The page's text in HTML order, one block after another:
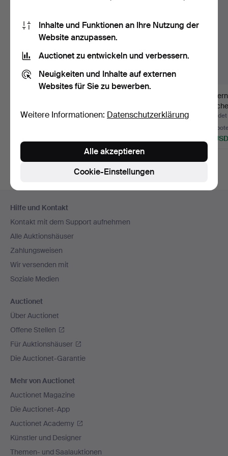
Lautspr…
Beendet 23. Jul 2026
Beendet 6. Jul 2026
Me…
5
93 USD
Navigation
Hilfe und Kontakt
Kontakt mit dem Support aufnehmen
Alle Auktionshäuser
Zahlungsweisen
Wir versenden mit
Soziale Medien
Auctionet
Über Auctionet
Offene Stellen
Für Auktionshäuser
Die Auctionet-Garantie
Mehr von Auctionet
Auctionet Magazine
Die Auctionet-App
Auctionet Academy
Künstler und Designer
Themen- und Saalauktionen
Inhalte und Funktionen an Ihre Nutzung der
Website anzupassen.
Auctionet zu entwickeln und verbessern.
Neuigkeiten und Inhalte auf externen
Websites für Sie zu bewerben.
Weitere Informationen: Datenschutzerklärung
Cookie-Einstellungen
Alle akzeptieren